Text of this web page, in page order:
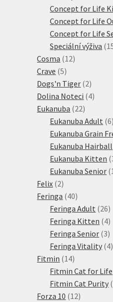
Concept for Life
Concept for Life
Concept for Life
Speciální výživa
Cosma 1212
Crave 55
produktů
Dogs'n Tiger 22
Dolina Noteci 44
Eukanuba 2222
produktů
Eukanuba Adult 66
Eukanuba Grain
Eukanuba Hairball
Eukanuba Kitten
Eukanuba Senior 1
Felix 22
produkty
Feringa 4040
produktů
Feringa Adult 2626
Feringa Kitten 44
Feringa Senior 33
Feringa Vitality 44
Fitmin 1414
produktů
Fitmin Cat for Life
Fitmin Cat Purity
Forza 10 1212